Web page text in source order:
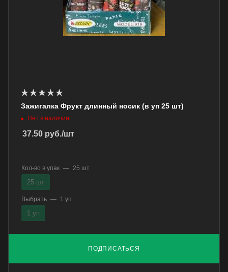
Зажигалка Фрукт длинный носик (в уп 25 шт)
Нет в наличии
37.50 руб./шт
ПОДПИСАТЬСЯ
Кол-во в упак — 25 шт
25 шт
Выбрать — 1 уп
1 уп